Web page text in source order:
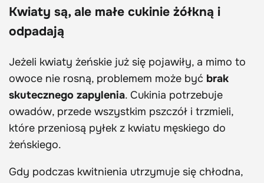
Kwiaty są, ale małe cukinie żółkną i
odpadają
Jeżeli kwiaty żeńskie już się pojawiły, a mimo to
owoce nie rosną, problemem może być brak
skutecznego zapylenia. Cukinia potrzebuje
owadów, przede wszystkim pszczół i trzmieli,
które przeniosą pyłek z kwiatu męskiego do
żeńskiego.
Gdy podczas kwitnienia utrzymuje się chłodna,